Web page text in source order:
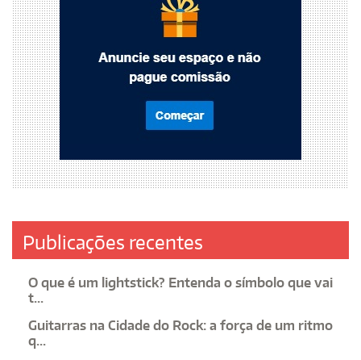
Publicações recentes
O que é um lightstick? Entenda o símbolo que vai
t...
Guitarras na Cidade do Rock: a força de um ritmo
q...